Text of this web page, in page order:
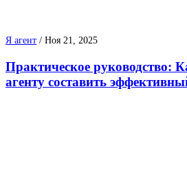
Я агент / Ноя 21, 2025
Практическое руководство:
агенту составить